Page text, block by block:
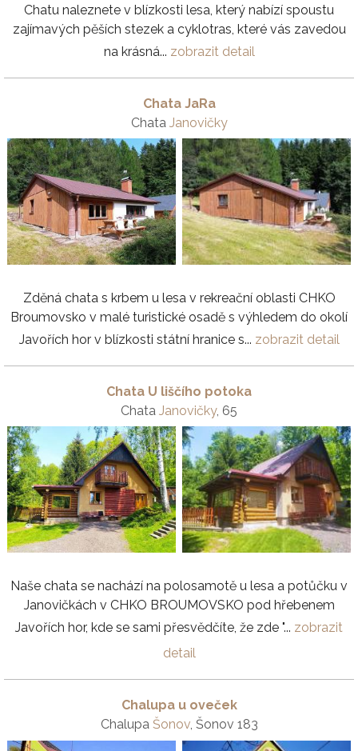
Chatu naleznete v blízkosti lesa, který nabízí spoustu
zajímavých pěších stezek a cyklotras, které vás zavedou
na krásná... zobrazit detail
Chata JaRa
Chata Janovičky
Zděná chata s krbem u lesa v rekreační oblasti CHKO
Broumovsko v malé turistické osadě s výhledem do okolí
Javořích hor v blízkosti státní hranice s... zobrazit detail
Chata U liščího potoka
Chata Janovičky, 65
Naše chata se nachází na polosamotě u lesa a potůčku v
Janovičkách v CHKO BROUMOVSKO pod hřebenem
Javořích hor, kde se sami přesvědčíte, že zde "... zobrazit
detail
Chalupa u oveček
Chalupa Šonov, Šonov 183